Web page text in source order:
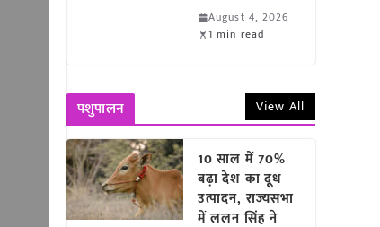
August 4, 2026
1 min read
पशुपालन View All
10 साल में 70%
बढ़ा देश का दूध
उत्पादन, राज्यसभा
में ललन सिंह ने